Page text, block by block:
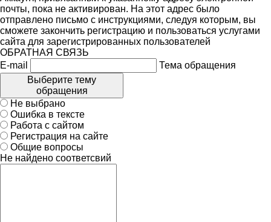
почты, пока не активирован. На этот адрес было
отправлено письмо с инструкциями, следуя которым, вы
сможете закончить регистрацию и пользоваться услугами
сайта для зарегистрированных пользователей
ОБРАТНАЯ СВЯЗЬ
E-mail
Тема обращения
Выберите тему
обращения
Не выбрано
Ошибка в тексте
Работа с сайтом
Регистрация на сайте
Общие вопросы
Не найдено соответсвий